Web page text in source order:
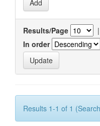
Results/Page |
In order
Results 1-1 of 1